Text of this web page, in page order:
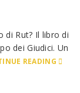
di Rut? Il libro di
dei Giudici. Un
READING